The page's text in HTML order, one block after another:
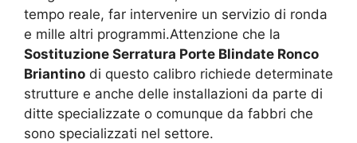
tempo reale, far intervenire un servizio di ronda
e mille altri programmi.Attenzione che la
Sostituzione Serratura Porte Blindate Ronco
Briantino di questo calibro richiede determinate
strutture e anche delle installazioni da parte di
ditte specializzate o comunque da fabbri che
sono specializzati nel settore.